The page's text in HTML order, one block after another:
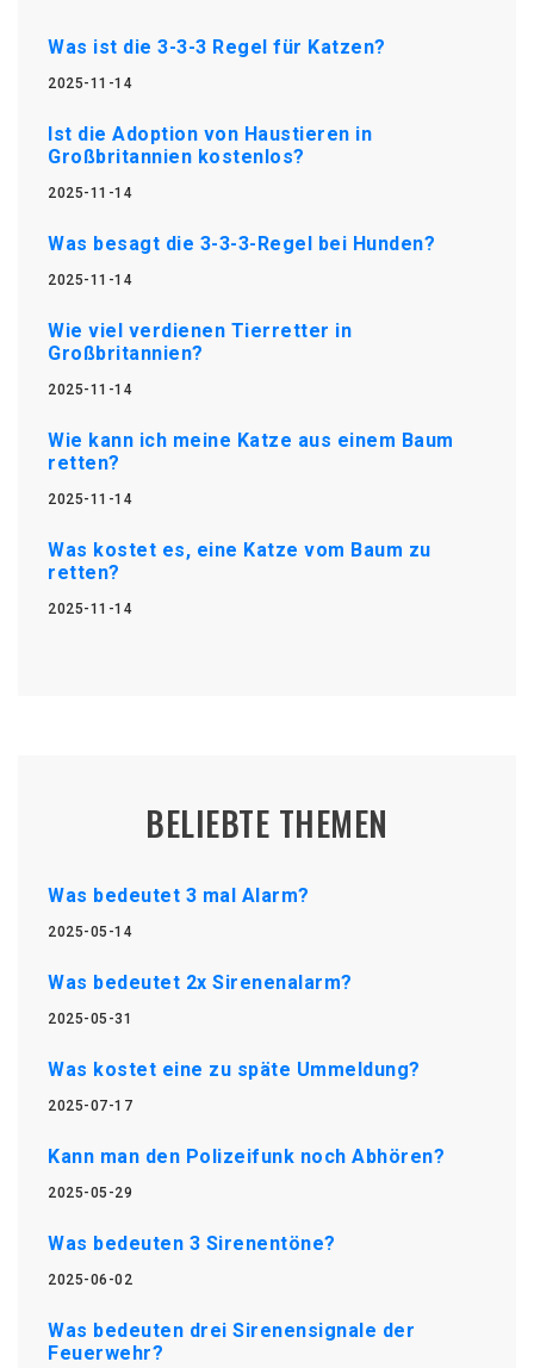
Was ist die 3-3-3 Regel für Katzen?
2025-11-14
Ist die Adoption von Haustieren in
Großbritannien kostenlos?
2025-11-14
Was besagt die 3-3-3-Regel bei Hunden?
2025-11-14
Wie viel verdienen Tierretter in
Großbritannien?
2025-11-14
Wie kann ich meine Katze aus einem Baum
retten?
2025-11-14
Was kostet es, eine Katze vom Baum zu
retten?
2025-11-14
BELIEBTE THEMEN
Was bedeutet 3 mal Alarm?
2025-05-14
Was bedeutet 2x Sirenenalarm?
2025-05-31
Was kostet eine zu späte Ummeldung?
2025-07-17
Kann man den Polizeifunk noch Abhören?
2025-05-29
Was bedeuten 3 Sirenentöne?
2025-06-02
Was bedeuten drei Sirenensignale der
Feuerwehr?